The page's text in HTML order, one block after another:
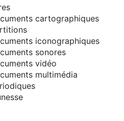
cartographiques
iconographiques
sonores
vidéo
multimédia